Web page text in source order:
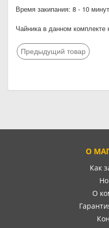
Время закипания: 8 - 10 минут
Чайника в данном комплекте
Предыдущий товар
О
Как
О